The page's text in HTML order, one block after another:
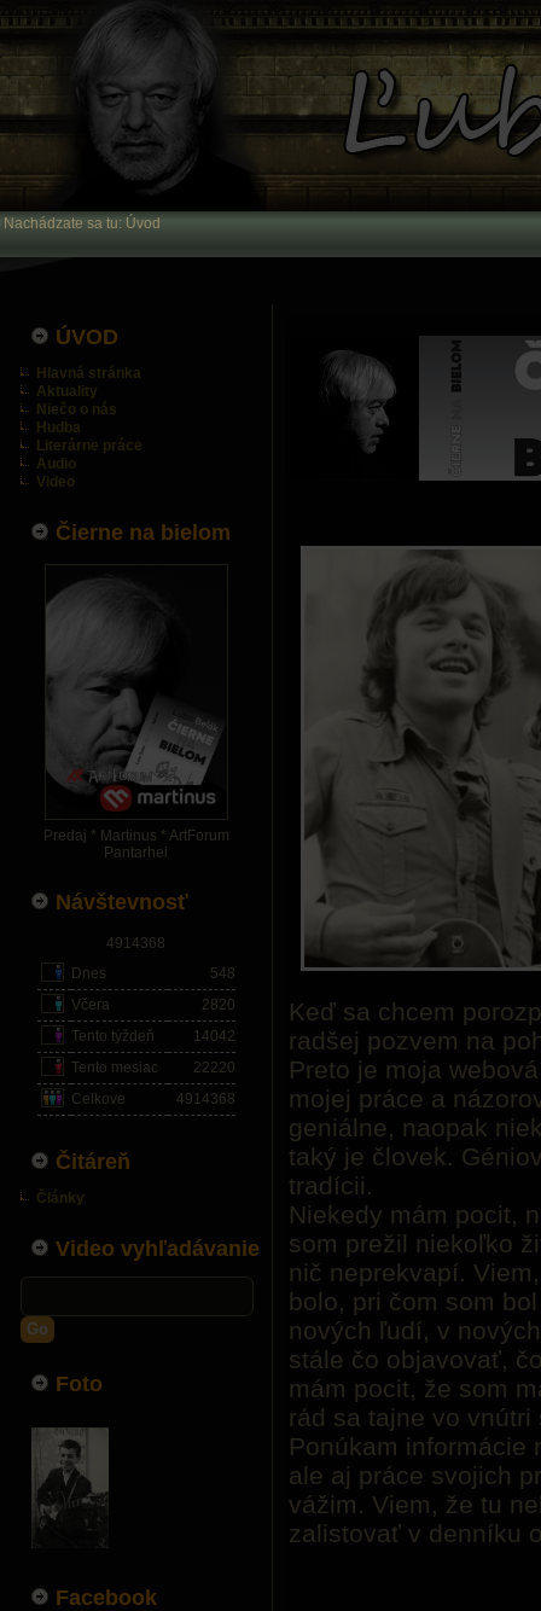
Nachádzate sa tu: Úvod
ÚVOD
Hlavná stránka
Aktuality
Niečo o nás
Hudba
Literárne práce
Audio
Video
Čierne na bielom
Predaj * Martinus * ArtForum
Pantarhei
Návštevnosť
4914368
Dnes
548
Včera
2820
Tento týždeň
14042
Tento mesiac
22220
Celkove
4914368
Čitáreň
Články
Video vyhľadávanie
Go
Foto
Facebook
Keď sa chcem
radšej pozvem na
Preto je moja
mojej práce a
geniálne, naopak
taký je človek.
tradícii.
Niekedy mám pocit,
som prežil niekoľko
nič neprekvapí.
bolo, pri čom som
nových ľudí, v
stále čo objavovať,
mám pocit, že som
rád sa tajne vo
Ponúkam informácie
ale aj práce svojich
vážim. Viem, že tu
zalistovať v denníku